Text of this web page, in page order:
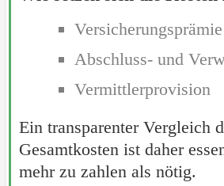
Versicherungsprämie
Abschluss- und
Vermittlerprovision
Ein transparenter Vergleich
Gesamtkosten ist daher
mehr zu zahlen als nötig.